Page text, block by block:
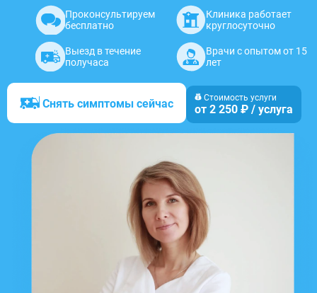
Проконсультируем
бесплатно
Клиника работает
круглосуточно
Выезд в течение
получаса
Врачи с опытом от 15
лет
Снять симптомы сейчас Стоимость услуги
от 2 250 ₽ / услуга